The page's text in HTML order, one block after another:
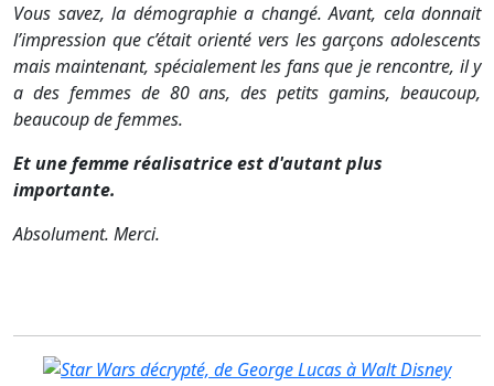
Vous savez, la démographie a changé. Avant, cela donnait
l’impression que c’était orienté vers les garçons adolescents
mais maintenant, spécialement les fans que je rencontre, il y
a des femmes de 80 ans, des petits gamins, beaucoup,
beaucoup de femmes.
Et une femme réalisatrice est d'autant plus
importante.
Absolument. Merci.